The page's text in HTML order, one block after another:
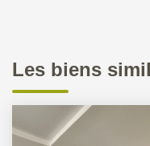
Les biens